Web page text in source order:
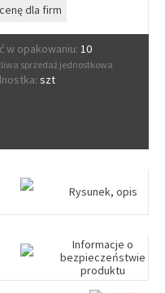
dla firm
w opakowaniu: 10
sprzedaż jednostkowa
szt
Rysunek, opis
Informacje o
bezpieczeństwie
produktu